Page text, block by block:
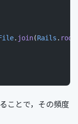
. join(Rails . root
ことで，その頻度